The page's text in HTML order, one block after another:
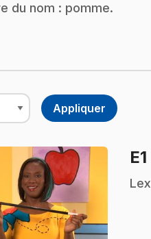
du nom : pomme.
E1
.